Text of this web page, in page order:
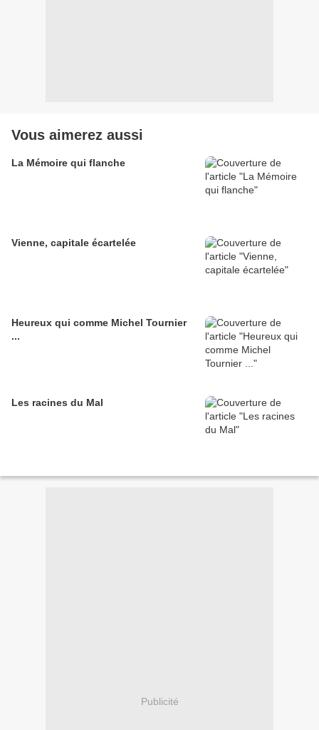
Vous aimerez aussi
La Mémoire qui flanche
Vienne, capitale écartelée
Heureux qui comme Michel Tournier
...
Les racines du Mal
Publicité